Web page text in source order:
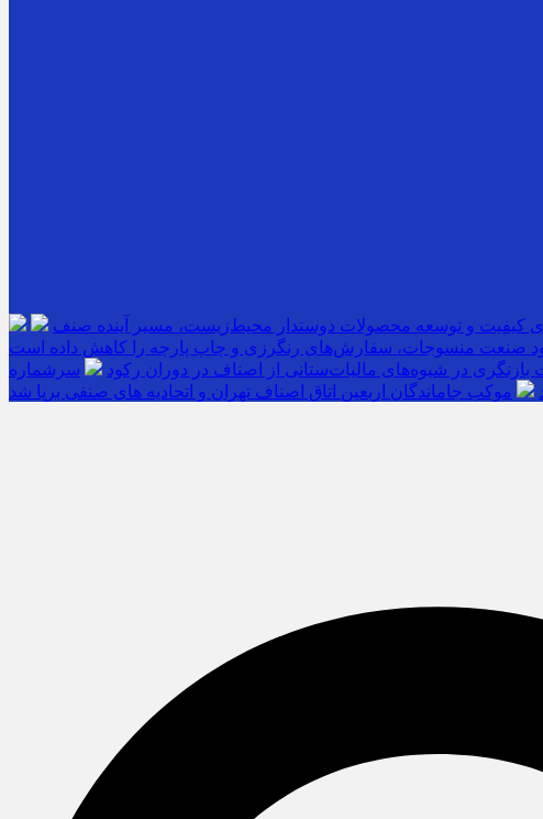
کیفیت و توسعه محصولات دوستدار محیط‌زیست، مسیر آینده صنف
صنعت منسوجات، سفارش‌های رنگرزی و چاپ پارچه را کاهش داده است
در شیوه‌های مالیات‌ستانی از اصناف در دوران رکود
موکب جاماندگان اربعین اتاق اصناف تهران و اتحادیه های صنفی برپا شد